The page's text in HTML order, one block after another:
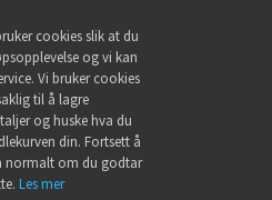
cookies slik at du
og vi kan
Vi bruker cookies
til å lagre
og huske hva du
din. Fortsett å
normalt om du godtar
Les mer